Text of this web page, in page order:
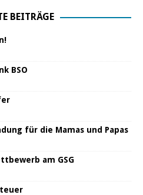
BEITRÄGE
BSO
für die Mamas und Papas
am GSG